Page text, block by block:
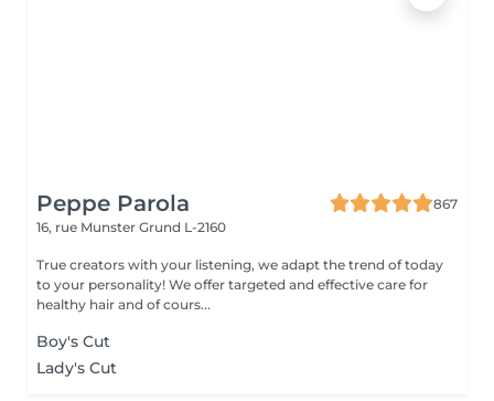
Peppe Parola
867
16, rue Munster Grund L-2160
True creators with your listening, we adapt the trend of today
to your personality! We offer targeted and effective care for
healthy hair and of cours...
Boy's Cut
Lady's Cut